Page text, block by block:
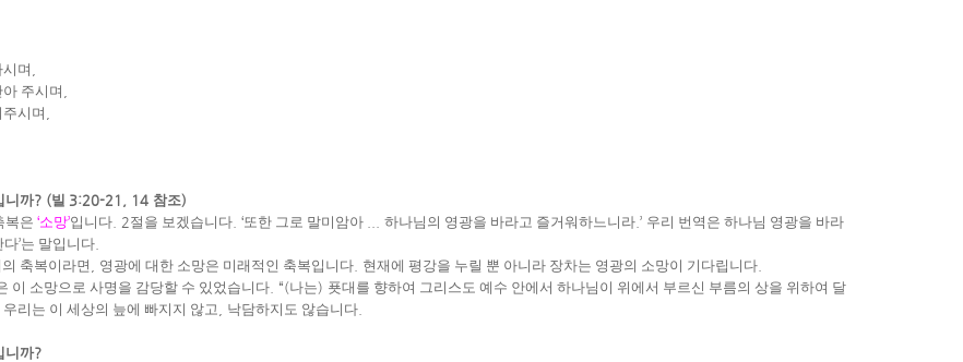
며
주시며
시며
니까? (빌 3:20-21, 14 참조)
복은 ‘소망’입니다 . 2절을 보겠습니다 . ‘또한 그로 말미암아 하나님의 영광을 바라고 즐거워하느니라 .’ 우리 번역은 하나님 영광을 바라
다’는 말입니다
축복이라면
영광에 대한 소망은 미래적인 축복입니다 현재에 평강을 누릴 뿐 아니라 장차는 영광의 소망이 기다립니다
이 소망으로 사명을 감당할 수 있었습니다 . “(나는) 푯대를 향하여 그리스도 예수 안에서 하나님이 위에서 부르신 부름의 상을 위하여 달
리는 이 세상의 늪에 빠지지 않고 낙담하지도 않습니다
니까?